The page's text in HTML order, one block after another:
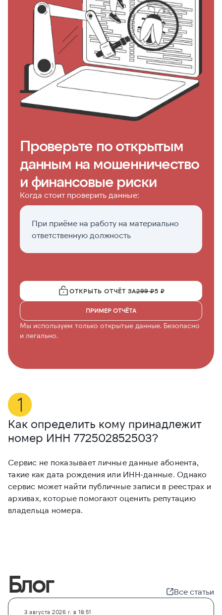
Проверьте по открытым
данным на мошенничество
и финансовые риски
Когда стоит проверить данные:
При приёме на работу на материально
ответственную должность
ОТКРЫТЬ ОТЧЁТ ЗА299 ₽5 ₽
ПРИМЕР ОТЧЁТА
Мы используем только открытые данные. Безопасно
и легально.
Как определить кому принадлежит
номер ИНН 772502852503?
Сервис не показывает личные данные абонента,
такие как дата рождения или ИНН-данные. Однако
сервис может найти публичные записи в реестрах и
архивах, которые помогают оценить репутацию
владельца номера.
Блог Все статьи
3 августа 2026 г. в 18:51